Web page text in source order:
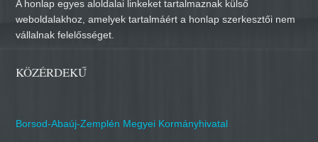
A honlap egyes aloldalai linkeket tartalmaznak külső
weboldalakhoz, amelyek tartalmáért a honlap szerkesztői nem
vállalnak felelősséget.
KÖZÉRDEKŰ
Borsod-Abaúj-Zemplén Megyei Kormányhivatal